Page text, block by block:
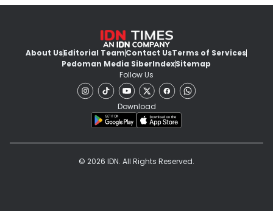
About UsEditorial TeamContact UsTerms of Services
Pedoman Media SiberIndexSitemap
Follow Us
Download
© 2026 IDN. All Rights Reserved.